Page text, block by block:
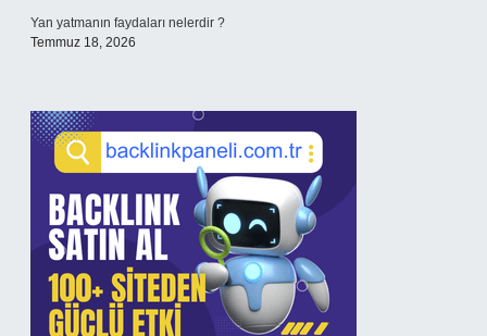
Yan yatmanın faydaları nelerdir ?
Temmuz 18, 2026